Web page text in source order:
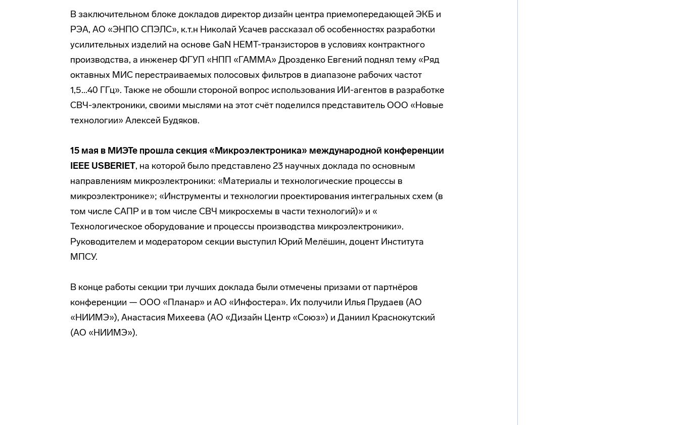
В заключительном блоке докладов директор дизайн центра приемопередающей ЭКБ и
РЭА, АО «ЭНПО СПЭЛС», к.т.н Николай Усачев рассказал об особенностях разработки
усилительных изделий на основе GaN HEMT-транзисторов в условиях контрактного
производства, а инженер ФГУП «НПП «ГАММА» Дрозденко Евгений поднял тему «Ряд
октавных МИС перестраиваемых полосовых фильтров в диапазоне рабочих частот
1,5...40 ГГц». Также не обошли стороной вопрос использования ИИ-агентов в разработке
СВЧ-электроники, своими мыслями на этот счёт поделился представитель ООО «Новые
технологии» Алексей Будяков.
15 мая в МИЭТе прошла секция «Микроэлектроника» международной конференции
IEEE USBERIET, на которой было представлено 23 научных доклада по основным
направлениям микроэлектроники: «Материалы и технологические процессы в
микроэлектронике»; «Инструменты и технологии проектирования интегральных схем (в
том числе САПР и в том числе СВЧ микросхемы в части технологий)» и «​​​​​​​
Технологическое оборудование и процессы производства микроэлектроники».
Руководителем и модератором секции выступил Юрий Мелёшин, доцент Института
МПСУ.
В конце работы секции три лучших доклада были отмечены призами от партнёров
конференции — ООО «Планар» и АО «Инфостера». Их получили Илья Прудаев (АО
«НИИМЭ»), Анастасия Михеева (АО «Дизайн Центр «Союз») и Даниил Краснокутский
(АО «НИИМЭ»).